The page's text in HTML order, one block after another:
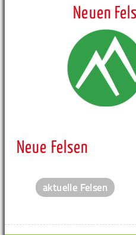
Neuen
Neue Felsen
aktuelle Felsen